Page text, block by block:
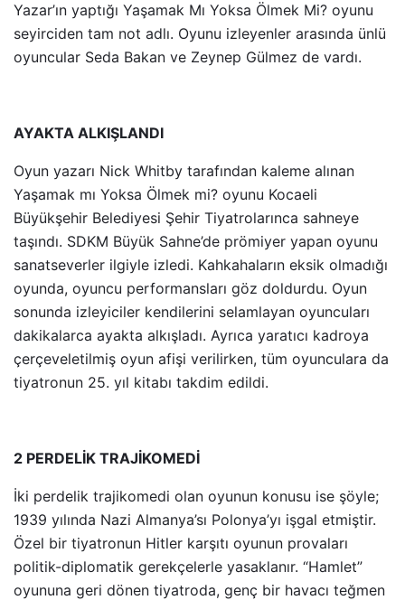
Yazar’ın yaptığı Yaşamak Mı Yoksa Ölmek Mi? oyunu
seyirciden tam not adlı. Oyunu izleyenler arasında ünlü
oyuncular Seda Bakan ve Zeynep Gülmez de vardı.
AYAKTA ALKIŞLANDI
Oyun yazarı Nick Whitby tarafından kaleme alınan
Yaşamak mı Yoksa Ölmek mi? oyunu Kocaeli
Büyükşehir Belediyesi Şehir Tiyatrolarınca sahneye
taşındı. SDKM Büyük Sahne’de prömiyer yapan oyunu
sanatseverler ilgiyle izledi. Kahkahaların eksik olmadığı
oyunda, oyuncu performansları göz doldurdu. Oyun
sonunda izleyiciler kendilerini selamlayan oyuncuları
dakikalarca ayakta alkışladı. Ayrıca yaratıcı kadroya
çerçeveletilmiş oyun afişi verilirken, tüm oyunculara da
tiyatronun 25. yıl kitabı takdim edildi.
2 PERDELİK TRAJİKOMEDİ
İki perdelik trajikomedi olan oyunun konusu ise şöyle;
1939 yılında Nazi Almanya’sı Polonya’yı işgal etmiştir.
Özel bir tiyatronun Hitler karşıtı oyunun provaları
politik-diplomatik gerekçelerle yasaklanır. “Hamlet”
oyununa geri dönen tiyatroda, genç bir havacı teğmen